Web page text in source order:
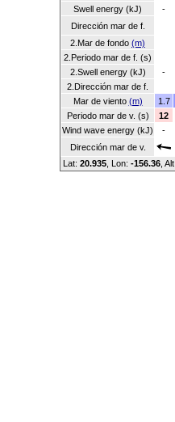
Swell energy (kJ)
-
Dirección mar de f.
2.Mar de fondo (m)
2.Periodo mar de f. (s)
2.Swell energy (kJ)
-
2.Dirección mar de f.
Mar de viento (m) 1.7
Periodo mar de v. (s)
12
Wind wave energy (kJ)
-
Dirección mar de v.
Lat: 20.935 , Lon: -156.36 Alt: